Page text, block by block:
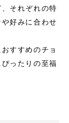
それぞれの特
好みに合わせ
すすめのチョ
ったりの至福